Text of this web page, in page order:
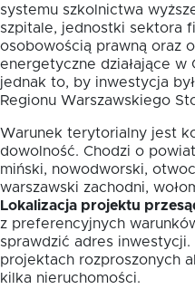
systemu szkolnictwa
szpitale, jednostki sektora
osobowością prawną oraz
energetyczne działające w
jednak to, by inwestycja
Regionu Warszawskiego
Warunek terytorialny jest
dowolność. Chodzi o
miński, nowodworski,
warszawski zachodni,
Lokalizacja projektu
z preferencyjnych
sprawdzić adres
projektach rozproszonych
kilka nieruchomości.